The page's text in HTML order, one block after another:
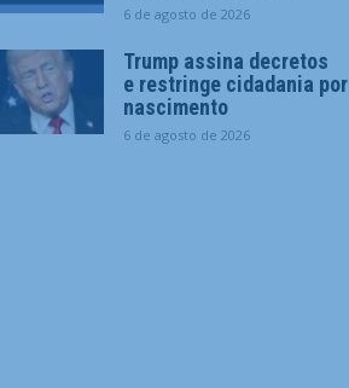
6 de agosto de 2026
Trump assina decretos
e restringe cidadania por
nascimento
6 de agosto de 2026